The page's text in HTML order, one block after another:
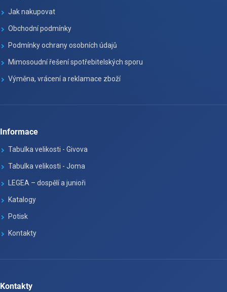
Jak nakupovat
Obchodní podmínky
Podmínky ochrany osobních údajů
Mimosoudní řešení spotřebitelských sporu
Výměna, vrácení a reklamace zboží
Informace
Tabulka velikosti - Givova
Tabulka velikosti - Joma
LEGEA – dospělí a junioři
Katalogy
Potisk
Kontakty
Kontakty